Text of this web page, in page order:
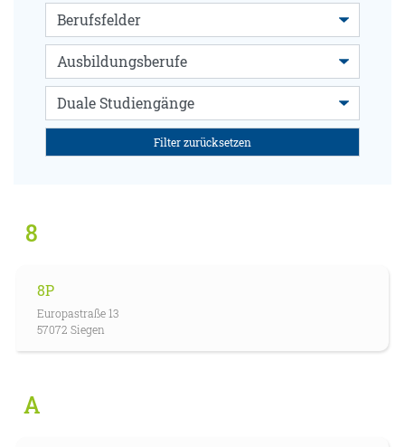
Filter zurücksetzen
8
8P
Europastraße 13
57072 Siegen
A